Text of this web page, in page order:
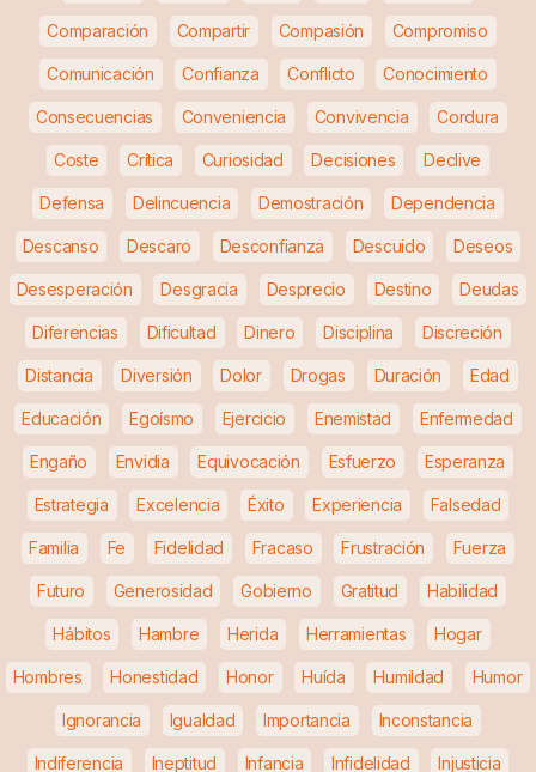
Comparación Compartir Compasión Compromiso
Comunicación Confianza Conflicto Conocimiento
Consecuencias Conveniencia Convivencia Cordura
Coste Crítica Curiosidad Decisiones Declive
Defensa Delincuencia Demostración Dependencia
Descanso Descaro Desconfianza Descuido Deseos
Desesperación Desgracia Desprecio Destino Deudas
Diferencias Dificultad Dinero Disciplina Discreción
Distancia Diversión Dolor Drogas Duración Edad
Educación Egoísmo Ejercicio Enemistad Enfermedad
Engaño Envidia Equivocación Esfuerzo Esperanza
Estrategia Excelencia Éxito Experiencia Falsedad
Familia Fe Fidelidad Fracaso Frustración Fuerza
Futuro Generosidad Gobierno Gratitud Habilidad
Hábitos Hambre Herida Herramientas Hogar
Hombres Honestidad Honor Huída Humildad Humor
Ignorancia Igualdad Importancia Inconstancia
Indiferencia Ineptitud Infancia Infidelidad Injusticia